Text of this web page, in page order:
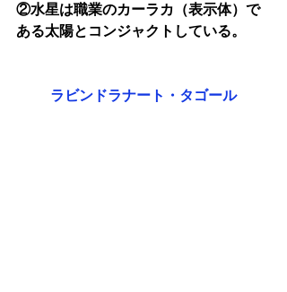
②水星は職業のカーラカ（表示体）で
ある太陽とコンジャクトしている。
ラビンドラナート・タゴール